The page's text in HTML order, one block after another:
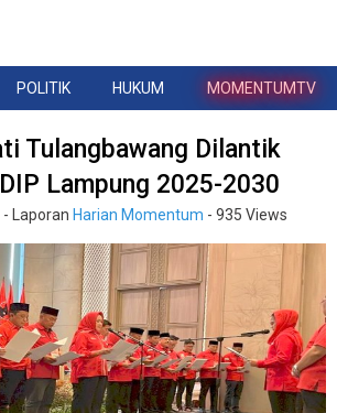
POLITIK HUKUM MOMENTUMTV
Tulangbawang Dilantik
Lampung 2025-2030
- Laporan Harian Momentum - 935 Views